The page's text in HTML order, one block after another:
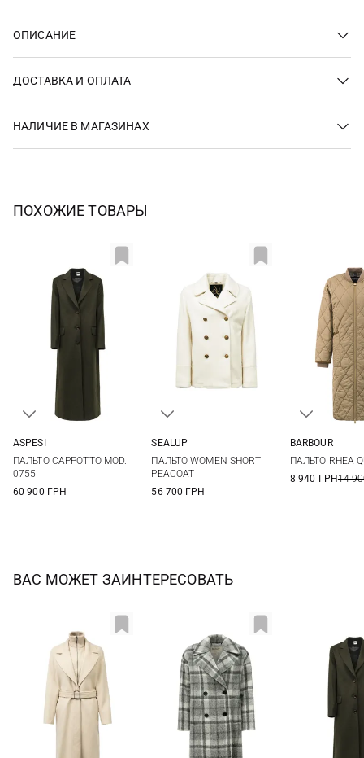
ОПИСАНИЕ
ДОСТАВКА И ОПЛАТА
НАЛИЧИЕ В МАГАЗИНАХ
ПОХОЖИЕ ТОВАРЫ
ASPESI
ПАЛЬТО CAPPOTTO MOD.
0755
60 900 ГРН
SEALUP
ПАЛЬТО WOMEN SHORT
PEACOAT
56 700 ГРН
BARBOUR
ПАЛЬТО RHEA
8 940 ГРН14
ВАС МОЖЕТ ЗАИНТЕРЕСОВАТЬ